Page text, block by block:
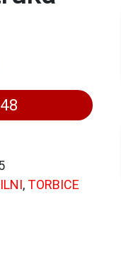
, TORBICE